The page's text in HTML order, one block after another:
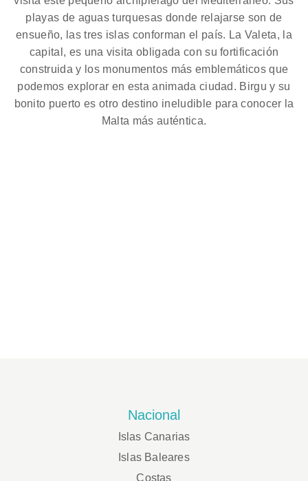
playas de aguas turquesas donde relajarse son de
ensueño, las tres islas conforman el país. La Valeta, la
capital, es una visita obligada con su fortificación
construida y los monumentos más emblemáticos que
podemos explorar en esta animada ciudad. Birgu y su
bonito puerto es otro destino ineludible para conocer la
Malta más auténtica.
Nacional
Islas Canarias
Islas Baleares
Costas